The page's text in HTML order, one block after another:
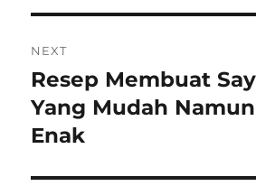
NEXT
Next
post:
Resep Membuat
Yang Mudah
Enak